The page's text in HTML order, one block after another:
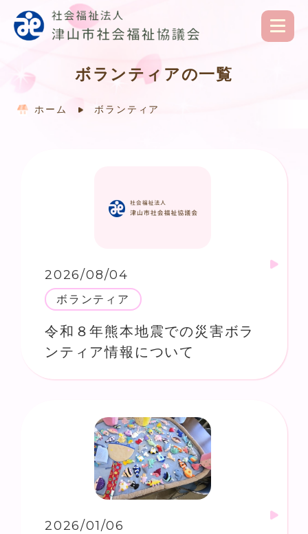
ボランティアの一覧
ホーム ボランティア
2026/08/04
ボランティア
令和８年熊本地震での災害ボラ
ンティア情報について
2026/01/06